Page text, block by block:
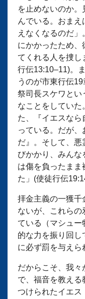
を止めないのか。
んでいる。おま
えなくなるのだ
にかかったため、
てくれる人を捜し
行伝13:10–11)。
うのが市東行伝
祭司長スケワとい
なことをしていた
た、『イエスな
っている。だが
だ』。そして、
びかかり、みんな
は傷を負ったまま
た」(使徒行伝
拝金主義の一獲千
ないが、これらの
ている（マシュー
的な力を振り回し
に必ず罰を与えら
だからこそ、我
で、福音を教える
つけられたイエス